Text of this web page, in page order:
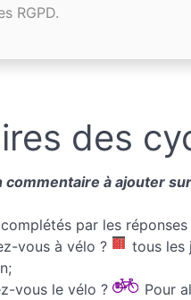
RGPD.
des
commentaire à ajouter
par les
vous à vélo ?
tous les
vous le vélo ?
Pour